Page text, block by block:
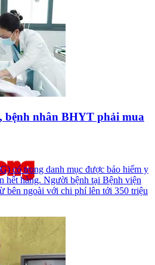
bệnh nhân BHYT phải mua
có trong danh mục được bảo hiểm y
hết hàng. Người bệnh tại Bệnh viện
bên ngoài với chi phí lên tới 350 triệu